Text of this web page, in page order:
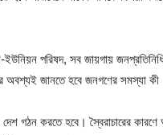
পরিষদ, সব জায়গায় জনপ্রতিনিধি
অবশ্যই জানতে হবে জনগণের সমস্যা
গঠন করতে হবে। স্বৈরাচারের কারণে